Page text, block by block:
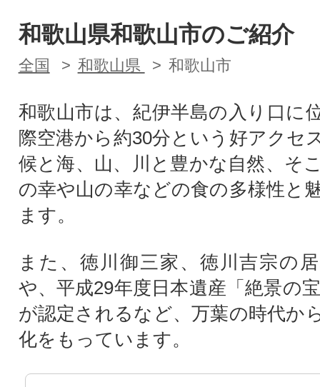
和歌山県和歌山市のご紹介
全国 和歌山県 和歌山市
和歌山市は、紀伊半島の入り口に
際空港から約30分という好アクセ
候と海、山、川と豊かな自然、そ
の幸や山の幸などの食の多様性と
ます。
また、徳川御三家、徳川吉宗の
や、平成29年度日本遺産「絶景の
が認定されるなど、万葉の時代か
化をもっています。